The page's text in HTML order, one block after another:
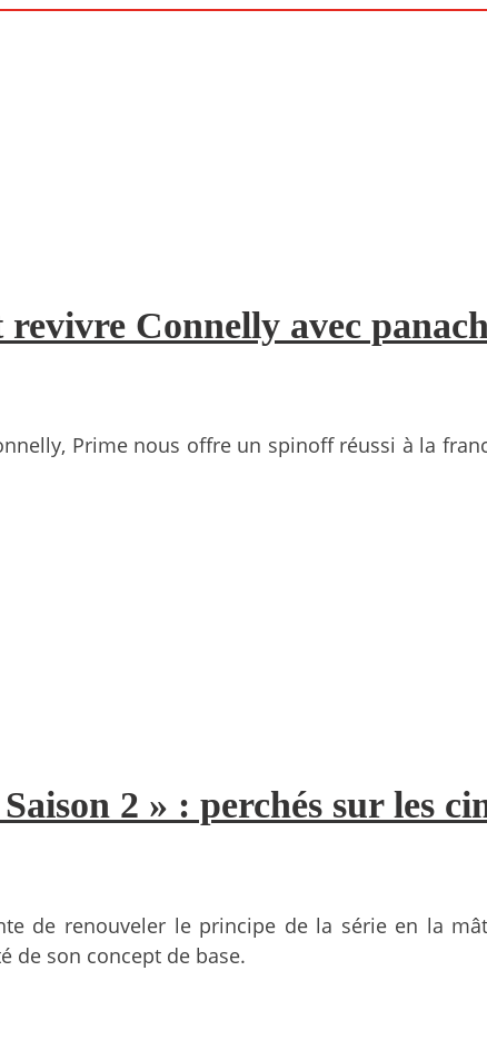
Connelly avec
Prime nous offre un spinoff réussi à la
2 » : perchés sur les
de renouveler le principe de la série en la
de son concept de base.